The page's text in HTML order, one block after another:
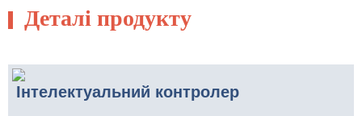
Деталі продукту
Інтелектуальний контролер